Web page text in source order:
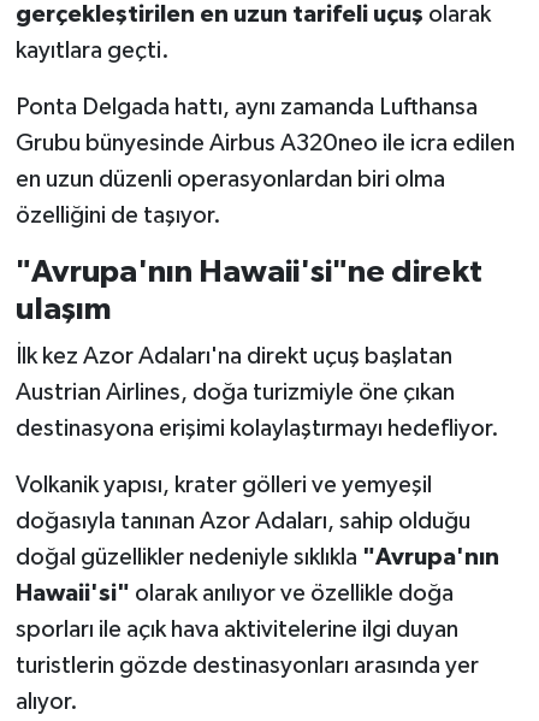
gerçekleştirilen en uzun tarifeli uçuş olarak
kayıtlara geçti.
Ponta Delgada hattı, aynı zamanda Lufthansa
Grubu bünyesinde Airbus A320neo ile icra edilen
en uzun düzenli operasyonlardan biri olma
özelliğini de taşıyor.
"Avrupa'nın Hawaii'si"ne direkt
ulaşım
İlk kez Azor Adaları'na direkt uçuş başlatan
Austrian Airlines, doğa turizmiyle öne çıkan
destinasyona erişimi kolaylaştırmayı hedefliyor.
Volkanik yapısı, krater gölleri ve yemyeşil
doğasıyla tanınan Azor Adaları, sahip olduğu
doğal güzellikler nedeniyle sıklıkla "Avrupa'nın
Hawaii'si" olarak anılıyor ve özellikle doğa
sporları ile açık hava aktivitelerine ilgi duyan
turistlerin gözde destinasyonları arasında yer
alıyor.